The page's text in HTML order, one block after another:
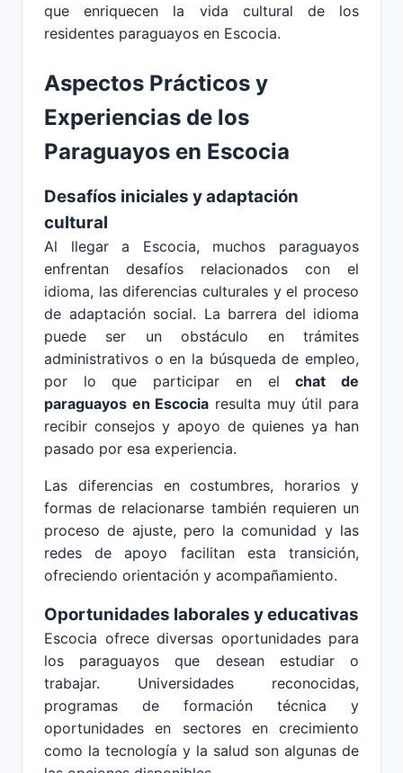
que enriquecen la vida cultural de los
residentes paraguayos en Escocia.
Aspectos Prácticos y
Experiencias de los
Paraguayos en Escocia
Desafíos iniciales y adaptación
cultural
Al llegar a Escocia, muchos paraguayos
enfrentan desafíos relacionados con el
idioma, las diferencias culturales y el proceso
de adaptación social. La barrera del idioma
puede ser un obstáculo en trámites
administrativos o en la búsqueda de empleo,
por lo que participar en elchat de
paraguayos en Escocia resulta muy útil para
recibir consejos y apoyo de quienes ya han
pasado por esa experiencia.
Las diferencias en costumbres, horarios y
formas de relacionarse también requieren un
proceso de ajuste, pero la comunidad y las
redes de apoyo facilitan esta transición,
ofreciendo orientación y acompañamiento.
Oportunidades laborales y educativas
Escocia ofrece diversas oportunidades para
los paraguayos que desean estudiar o
trabajar. Universidades reconocidas,
programas de formación técnica y
oportunidades en sectores en crecimiento
como la tecnología y la salud son algunas de